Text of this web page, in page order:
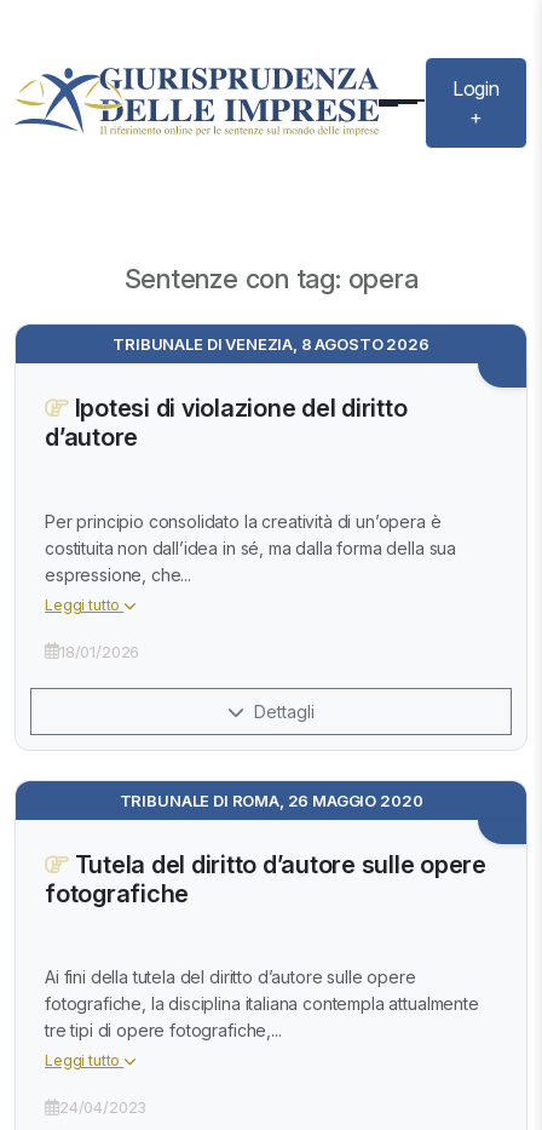
Login
+
Sentenze con tag: opera
TRIBUNALE DI VENEZIA, 8 AGOSTO 2026
Ipotesi di violazione del diritto
d’autore
Per principio consolidato la creatività di un’opera è
costituita non dall’idea in sé, ma dalla forma della sua
espressione, che...
Leggi tutto
18/01/2026
Dettagli
TRIBUNALE DI ROMA, 26 MAGGIO 2020
Tutela del diritto d’autore sulle opere
fotografiche
Ai fini della tutela del diritto d’autore sulle opere
fotografiche, la disciplina italiana contempla attualmente
tre tipi di opere fotografiche,...
Leggi tutto
24/04/2023